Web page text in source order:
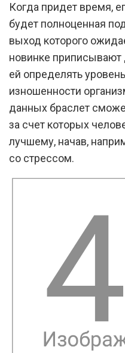
Когда придет время,
будет полноценная
выход которого
новинке приписывают
ей определять
изношенности
данных браслет
за счет которых
лучшему, начав,
со стрессом.